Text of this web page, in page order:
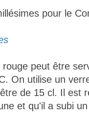
pour le
rouge peut être
On utilise un
de 15 cl. Il est
et qu'il a subi